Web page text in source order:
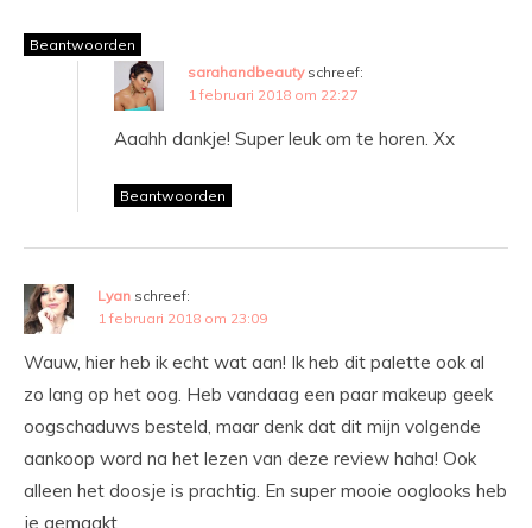
Beantwoorden
sarahandbeauty schreef:
1 februari 2018 om 22:27
Aaahh dankje! Super leuk om te horen. Xx
Beantwoorden
Lyan schreef:
1 februari 2018 om 23:09
Wauw, hier heb ik echt wat aan! Ik heb dit palette ook al
zo lang op het oog. Heb vandaag een paar makeup geek
oogschaduws besteld, maar denk dat dit mijn volgende
aankoop word na het lezen van deze review haha! Ook
alleen het doosje is prachtig. En super mooie ooglooks heb
je gemaakt